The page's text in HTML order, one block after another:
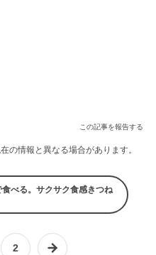
この記事を報告する
の情報と異なる場合があります。
べる。サクサク食感きつね
2